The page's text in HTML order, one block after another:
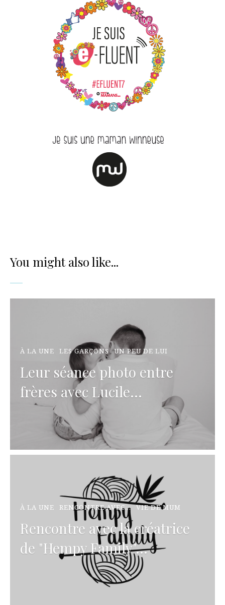
You might also like...
À LA UNE LES GARÇONS UN PEU DE LUI
Leur séance photo entre
frères avec Lucile...
À LA UNE RENCONTRE AVEC... VIE DE MUM
Rencontre avec la créatrice
de "Hempy Family"...